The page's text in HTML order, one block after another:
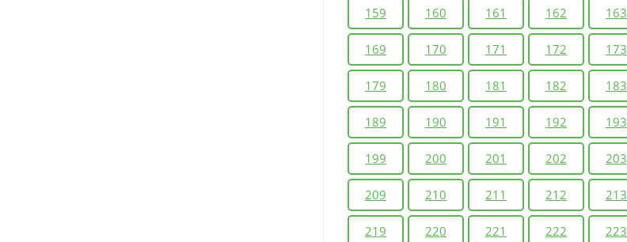
159 160 161 162 163
169 170 171 172 173
179 180 181 182 183
189 190 191 192 193
199 200 201 202 203
209 210 211 212 213
219 220 221 222 223